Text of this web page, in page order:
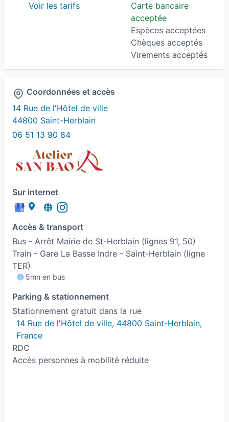
Voir les tarifs
Carte bancaire
acceptée
Espèces acceptées
Chèques acceptés
Virements acceptés
Coordonnées et accès
14 Rue de l'Hôtel de ville
44800 Saint-Herblain
06 51 13 90 84
Sur internet
Accès & transport
Bus - Arrêt Mairie de St-Herblain (lignes 91, 50)
Train - Gare La Basse Indre - Saint-Herblain (ligne
TER)
5mn en bus
Parking & stationnement
Stationnement gratuit dans la rue
14 Rue de l'Hôtel de ville, 44800 Saint-Herblain,
France
RDC
Accès personnes à mobilité réduite